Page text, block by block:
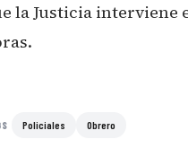
la Justicia interviene
Policiales Obrero